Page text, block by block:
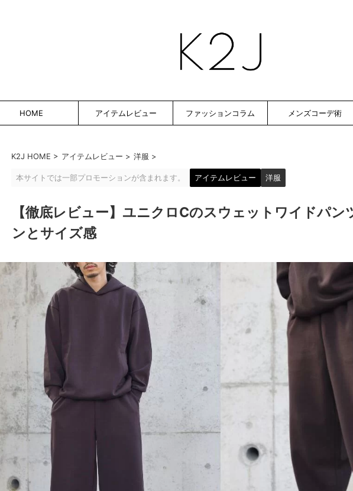
HOME アイテムレビュー ファッションコラム メンズコーデ術
K2J HOME > アイテムレビュー > 洋服 >
本サイトでは一部プロモーションが含まれます。 アイテムレビュー 洋服
【徹底レビュー】ユニクロCのスウェットワイドパン
ンとサイズ感